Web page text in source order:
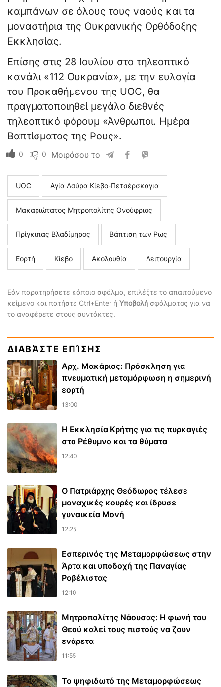
καμπάνων σε όλους τους ναούς και τα
μοναστήρια της Ουκρανικής Ορθόδοξης
Εκκλησίας.
Επίσης στις 28 Ιουλίου στο τηλεοπτικό
κανάλι «112 Ουκρανία», με την ευλογία
του Προκαθήμενου της UOC, θα
πραγματοποιηθεί μεγάλο διεθνές
τηλεοπτικό φόρουμ «Άνθρωποι. Ημέρα
Βαπτίσματος της Ρους».
0 0 Μοιράσου το
UOC Αγία Λαύρα Κίεβο-Πετσέρσκαγια
Μακαριώτατος Μητροπολίτης Ονούφριος
Πρίγκιπας Βλαδίμηρος Βάπτιση των Ρως
Εορτή Κίεβο Ακολουθία Λειτουργία
Εάν παρατηρήσετε κάποιο σφάλμα, επιλέξτε το απαιτούμενο
κείμενο και πατήστε Ctrl+Enter ή Υποβολή σφάλματος για να
το αναφέρετε στους συντάκτες.
ΔΙΑΒΆΣΤΕ ΕΠΊΣΗΣ
Αρχ. Μακάριος: Πρόσκληση για
πνευματική μεταμόρφωση η σημερινή
εορτή
13:00
Η Εκκλησία Κρήτης για τις πυρκαγιές
στο Ρέθυμνο και τα θύματα
12:40
Ο Πατριάρχης Θεόδωρος τέλεσε
μοναχικές κουρές και ίδρυσε
γυναικεία Μονή
12:25
Εσπερινός της Μεταμορφώσεως στην
Άρτα και υποδοχή της Παναγίας
Ροβέλιστας
12:10
Μητροπολίτης Νάουσας: Η φωνή του
Θεού καλεί τους πιστούς να ζουν
ενάρετα
11:55
Το ψηφιδωτό της Μεταμορφώσεως